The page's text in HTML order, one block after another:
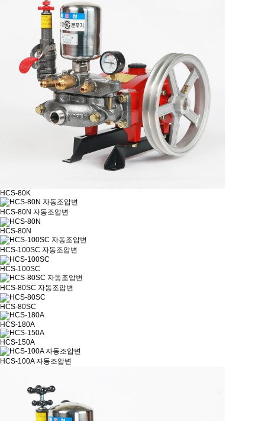
HCS-80K
HCS-80N 자동조압변
HCS-80N
HCS-100SC 자동조압변
HCS-100SC
HCS-80SC 자동조압변
HCS-80SC
HCS-180A
HCS-150A
HCS-100A 자동조압변